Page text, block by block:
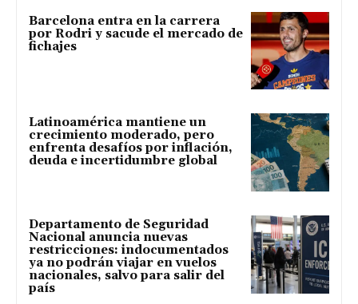
Barcelona entra en la carrera
por Rodri y sacude el mercado de
fichajes
Latinoamérica mantiene un
crecimiento moderado, pero
enfrenta desafíos por inflación,
deuda e incertidumbre global
Departamento de Seguridad
Nacional anuncia nuevas
restricciones: indocumentados
ya no podrán viajar en vuelos
nacionales, salvo para salir del
país